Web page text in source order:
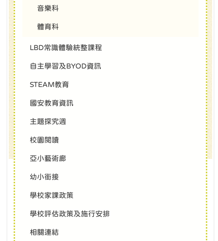
音樂科
體育科
LBD常識體驗統整課程
自主學習及BYOD資訊
STEAM教育
國安教育資訊
主題探究週
校園閱讀
亞小藝術廊
幼小銜接
學校家課政策
學校評估政策及施行安排
相關連結